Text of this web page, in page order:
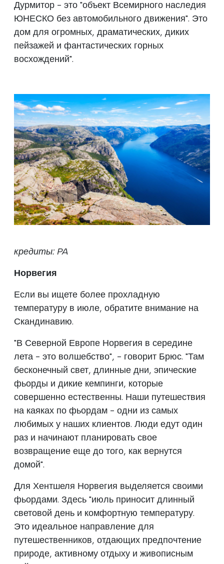
Дурмитор - это "объект Всемирного наследия
ЮНЕСКО без автомобильного движения". Это
дом для огромных, драматических, диких
пейзажей и фантастических горных
восхождений".
кредиты: PA
Норвегия
Если вы ищете более прохладную
температуру в июле, обратите внимание на
Скандинавию.
"В Северной Европе Норвегия в середине
лета - это волшебство", - говорит Брюс. "Там
бесконечный свет, длинные дни, эпические
фьорды и дикие кемпинги, которые
совершенно естественны. Наши путешествия
на каяках по фьордам - одни из самых
любимых у наших клиентов. Люди едут один
раз и начинают планировать свое
возвращение еще до того, как вернутся
домой".
Для Хентшеля Норвегия выделяется своими
фьордами. Здесь "июль приносит длинный
световой день и комфортную температуру.
Это идеальное направление для
путешественников, отдающих предпочтение
природе, активному отдыху и живописным